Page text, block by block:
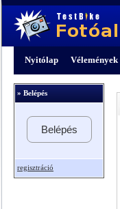
Nyitólap Vélemények
» Belépés
Belépés
regisztráció